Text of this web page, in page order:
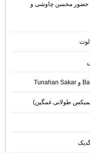
از دی جی یاشار با حضور محسن چاوشی و